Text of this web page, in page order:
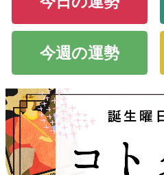
今週の運勢